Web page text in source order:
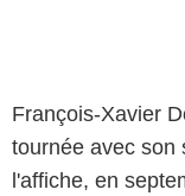
François-Xavier
tournée avec son
l'affiche, en